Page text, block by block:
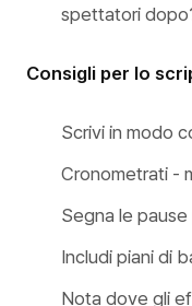
spettatori
Consigli per lo
Scrivi in modo
Cronometrati -
Segna le
Includi piani di
Nota dove gli